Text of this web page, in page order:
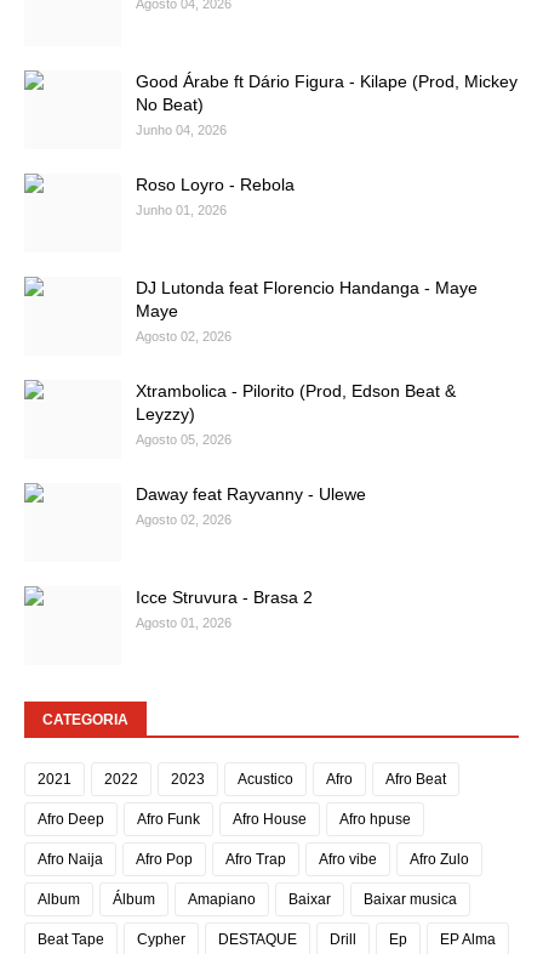
Agosto 04, 2026
Good Árabe ft Dário Figura - Kilape (Prod, Mickey
No Beat)
Junho 04, 2026
Roso Loyro - Rebola
Junho 01, 2026
DJ Lutonda feat Florencio Handanga - Maye
Maye
Agosto 02, 2026
Xtrambolica - Pilorito (Prod, Edson Beat &
Leyzzy)
Agosto 05, 2026
Daway feat Rayvanny - Ulewe
Agosto 02, 2026
Icce Struvura - Brasa 2
Agosto 01, 2026
CATEGORIA
2021 2022 2023 Acustico Afro Afro Beat
Afro Deep Afro Funk Afro House Afro hpuse
Afro Naija Afro Pop Afro Trap Afro vibe Afro Zulo
Album Álbum Amapiano Baixar Baixar musica
Beat Tape Cypher DESTAQUE Drill Ep EP Alma